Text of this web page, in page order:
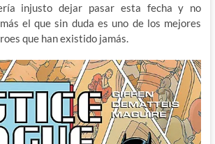
injusto dejar pasar esta fecha y no
el que sin duda es uno de los mejores
que han existido jamás.